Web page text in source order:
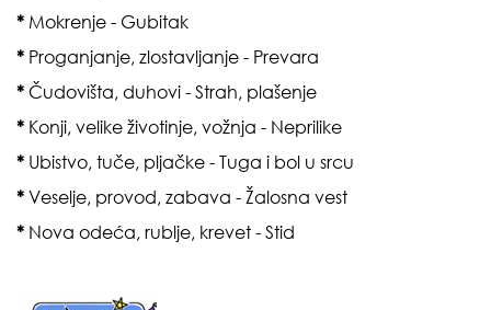
* Mokrenje - Gubitak
* Proganjanje, zlostavljanje - Prevara
* Čudovišta, duhovi - Strah, plašenje
* Konji, velike životinje, vožnja - Neprilike
* Ubistvo, tuče, pljačke - Tuga i bol u srcu
* Veselje, provod, zabava - Žalosna vest
* Nova odeća, rublje, krevet - Stid